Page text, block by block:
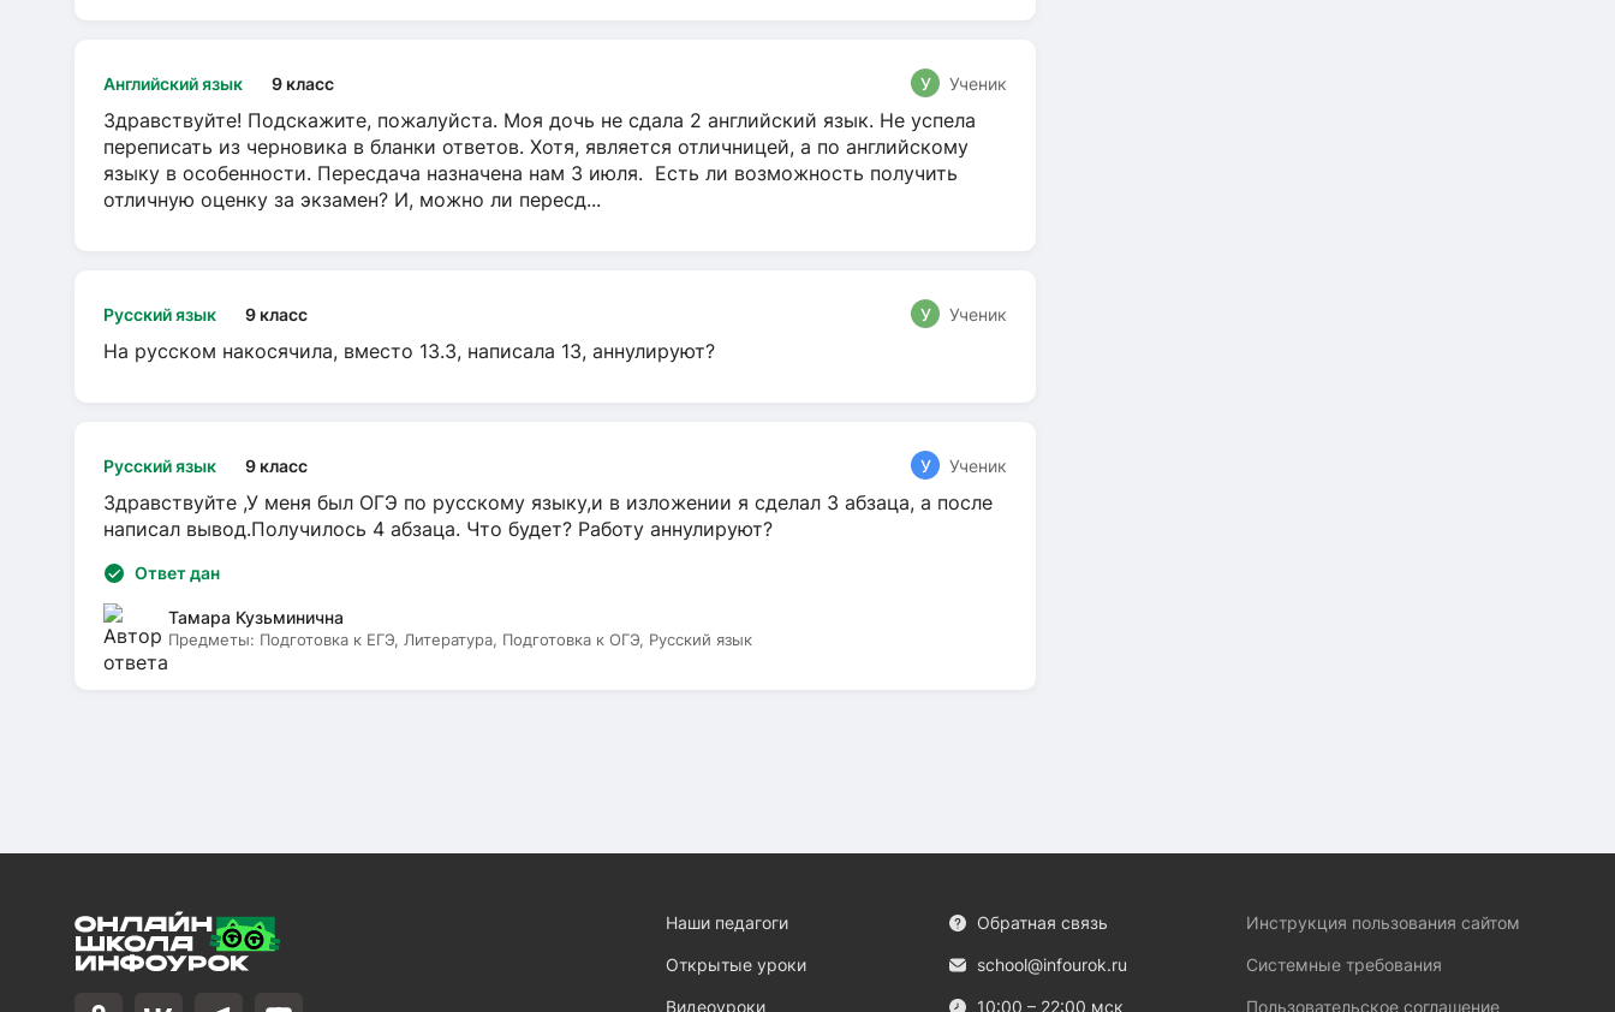
Английский язык 9 класс У Ученик
Здравствуйте! Подскажите, пожалуйста. Моя дочь не сдала 2 английский язык. Не успела
переписать из черновика в бланки ответов. Хотя, является отличницей, а по английскому
языку в особенности. Пересдача назначена нам 3 июля. Есть ли возможность получить
отличную оценку за экзамен? И, можно ли пересд...
Русский язык 9 класс У Ученик
На русском накосячила, вместо 13.3, написала 13, аннулируют?
Русский язык 9 класс У Ученик
Здравствуйте ,У меня был ОГЭ по русскому языку,и в изложении я сделал 3 абзаца, а после
написал вывод.Получилось 4 абзаца. Что будет? Работу аннулируют?
Ответ дан
Тамара Кузьминична
Предметы: Подготовка к ЕГЭ, Литература, Подготовка к ОГЭ, Русский язык
Наши педагоги
Открытые уроки
Видеоуроки
Обратная связь
school@infourok.ru
10:00 – 22:00 мск
Инструкция пользования сайтом
Системные требования
Пользовательское соглашение